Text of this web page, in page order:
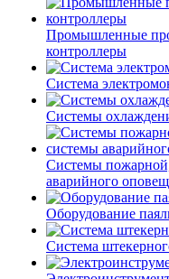
Промышленные
контроллеры
Система
Системы
Системы
аварийного
Оборудование
Система